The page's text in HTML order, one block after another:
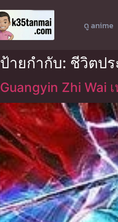
ดู anime
ป้ายกำกับ: ชีวิตปร
Guangyin Zhi Wai